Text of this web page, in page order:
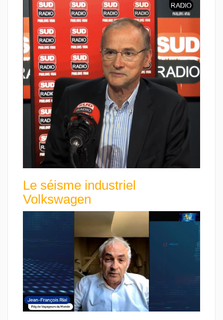
Le séisme industriel
Volkswagen